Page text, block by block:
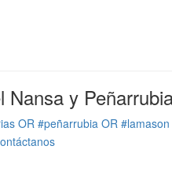
Nansa y
OR #peñarrubia OR